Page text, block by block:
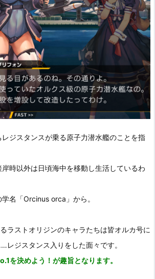
レジスタンスが乗る原子力潜水艦のことを指
時以外は日頃海中を移動し生活しているわ
名「Orcinus orca」から。
ラストオリジンのキャラたちは皆オルカ号に
ジスタンス入りをした面々です。
を決めよう！が趣旨となります。